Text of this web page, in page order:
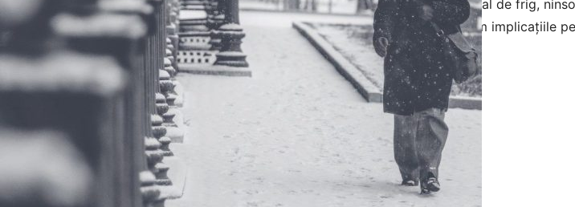
Meteorologii români anunță un nou val de frig,
viața cotidiană și economia. Analizăm implicațiile
Echipa Editoriala 16 februarie 2026